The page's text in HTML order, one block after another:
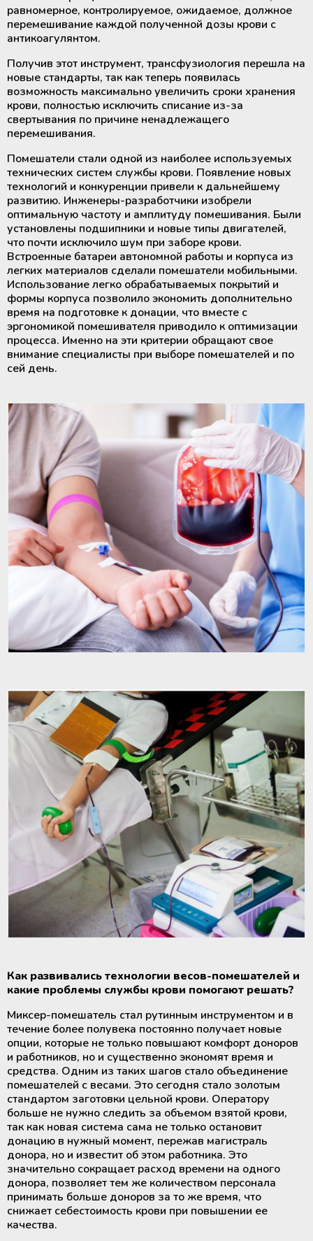
равномерное, контролируемое, ожидаемое, должное
перемешивание каждой полученной дозы крови с
антикоагулянтом.
Получив этот инструмент, трансфузиология перешла на
новые стандарты, так как теперь появилась
возможность максимально увеличить сроки хранения
крови, полностью исключить списание из-за
свертывания по причине ненадлежащего
перемешивания.
Помешатели стали одной из наиболее используемых
технических систем службы крови. Появление новых
технологий и конкуренции привели к дальнейшему
развитию. Инженеры-разработчики изобрели
оптимальную частоту и амплитуду помешивания. Были
установлены подшипники и новые типы двигателей,
что почти исключило шум при заборе крови.
Встроенные батареи автономной работы и корпуса из
легких материалов сделали помешатели мобильными.
Использование легко обрабатываемых покрытий и
формы корпуса позволило экономить дополнительно
время на подготовке к донации, что вместе с
эргономикой помешивателя приводило к оптимизации
процесса. Именно на эти критерии обращают свое
внимание специалисты при выборе помешателей и по
сей день.
Как развивались технологии весов-помешателей и
какие проблемы службы крови помогают решать?
Миксер-помешатель стал рутинным инструментом и в
течение более полувека постоянно получает новые
опции, которые не только повышают комфорт доноров
и работников, но и существенно экономят время и
средства. Одним из таких шагов стало объединение
помешателей с весами. Это сегодня стало золотым
стандартом заготовки цельной крови. Оператору
больше не нужно следить за объемом взятой крови,
так как новая система сама не только остановит
донацию в нужный момент, пережав магистраль
донора, но и известит об этом работника. Это
значительно сокращает расход времени на одного
донора, позволяет тем же количеством персонала
принимать больше доноров за то же время, что
снижает себестоимость крови при повышении ее
качества.